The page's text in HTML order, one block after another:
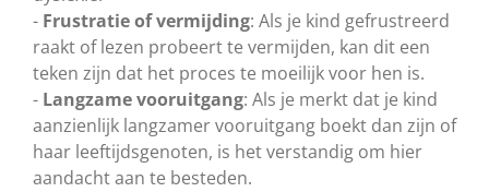
- Frustratie of vermijding: Als je kind gefrustreerd
raakt of lezen probeert te vermijden, kan dit een
teken zijn dat het proces te moeilijk voor hen is.
- Langzame vooruitgang: Als je merkt dat je kind
aanzienlijk langzamer vooruitgang boekt dan zijn of
haar leeftijdsgenoten, is het verstandig om hier
aandacht aan te besteden.